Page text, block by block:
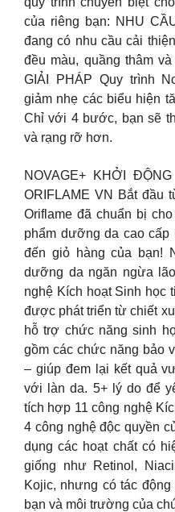
của riêng bạn: NHU
đang có nhu cầu cải
đều màu, quầng thâm
GIẢI PHÁP Quy trình
giảm nhẹ các biểu hiện
Chỉ với 4 bước, bạn sẽ
và rạng rỡ hơn.
NOVAGE+ KHỞI
ORIFLAME VN Bắt đầu
Oriflame đã chuẩn bị
phẩm dưỡng da cao cấp
đến giỏ hàng của bạn!
dưỡng da ngăn ngừa
nghệ Kích hoạt Sinh học
được phát triển từ chiết
hỗ trợ chức năng sinh
gồm các chức năng bảo
– giúp đem lại kết quả
với làn da. 5+ lý do để
tích hợp 11 công nghệ
4 công nghệ độc quyền
dụng các hoạt chất có
giống như Retinol,
Kojic, nhưng có tác
bạn và môi trường của